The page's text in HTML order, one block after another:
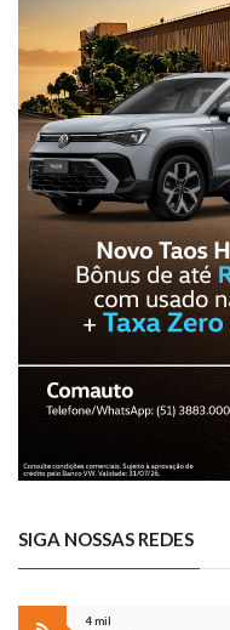
SIGA NOSSAS REDES
4 mil